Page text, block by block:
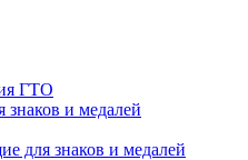
ГТО
и медалей
для знаков и медалей